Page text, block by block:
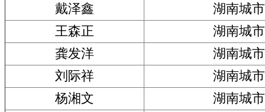
戴泽鑫
湖南城
王森正
湖南城
龚发洋
湖南城
刘际祥
湖南城
杨湘文
湖南城